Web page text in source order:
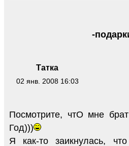
Татка
02 янв. 2008 16:03
-
Посмотрите, чтО мне
Год)))
Я как-то заикнулась,